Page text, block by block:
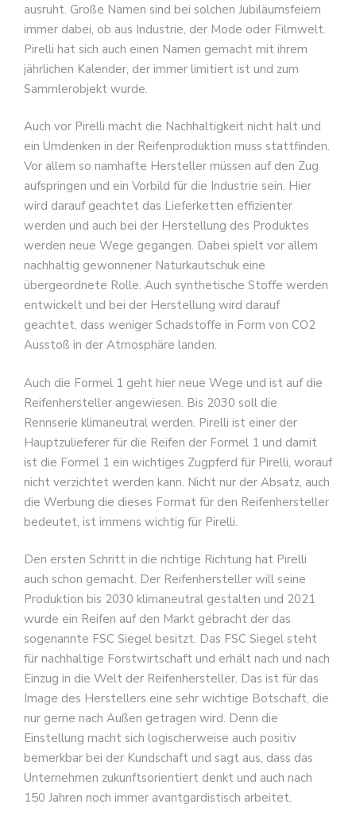
ausruht. Große Namen sind bei solchen Jubiläumsfeiern
immer dabei, ob aus Industrie, der Mode oder Filmwelt.
Pirelli hat sich auch einen Namen gemacht mit ihrem
jährlichen Kalender, der immer limitiert ist und zum
Sammlerobjekt wurde.
Auch vor Pirelli macht die Nachhaltigkeit nicht halt und
ein Umdenken in der Reifenproduktion muss stattfinden.
Vor allem so namhafte Hersteller müssen auf den Zug
aufspringen und ein Vorbild für die Industrie sein. Hier
wird darauf geachtet das Lieferketten effizienter
werden und auch bei der Herstellung des Produktes
werden neue Wege gegangen. Dabei spielt vor allem
nachhaltig gewonnener Naturkautschuk eine
übergeordnete Rolle. Auch synthetische Stoffe werden
entwickelt und bei der Herstellung wird darauf
geachtet, dass weniger Schadstoffe in Form von CO2
Ausstoß in der Atmosphäre landen.
Auch die Formel 1 geht hier neue Wege und ist auf die
Reifenhersteller angewiesen. Bis 2030 soll die
Rennserie klimaneutral werden. Pirelli ist einer der
Hauptzulieferer für die Reifen der Formel 1 und damit
ist die Formel 1 ein wichtiges Zugpferd für Pirelli, worauf
nicht verzichtet werden kann. Nicht nur der Absatz, auch
die Werbung die dieses Format für den Reifenhersteller
bedeutet, ist immens wichtig für Pirelli.
Den ersten Schritt in die richtige Richtung hat Pirelli
auch schon gemacht. Der Reifenhersteller will seine
Produktion bis 2030 klimaneutral gestalten und 2021
wurde ein Reifen auf den Markt gebracht der das
sogenannte FSC Siegel besitzt. Das FSC Siegel steht
für nachhaltige Forstwirtschaft und erhält nach und nach
Einzug in die Welt der Reifenhersteller. Das ist für das
Image des Herstellers eine sehr wichtige Botschaft, die
nur gerne nach Außen getragen wird. Denn die
Einstellung macht sich logischerweise auch positiv
bemerkbar bei der Kundschaft und sagt aus, dass das
Unternehmen zukunftsorientiert denkt und auch nach
150 Jahren noch immer avantgardistisch arbeitet.